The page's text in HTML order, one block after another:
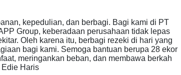
kepedulian, dan berbagi. Bagi kami di PT
Group, keberadaan perusahaan tidak lepas
Oleh karena itu, berbagi rezeki di hari yang
bagi kami. Semoga bantuan berupa 28 ekor
meringankan beban, dan membawa berkah
Edie Haris